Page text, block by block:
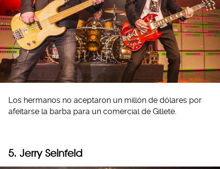
Los hermanos no aceptaron un millón de dólares por
afeitarse la barba para un comercial de Gillete.
5. Jerry Seinfeld